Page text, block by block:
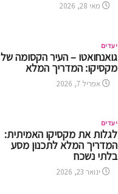
מאי 28, 2026
יעדים
גואנחואטו – העיר הקסומה של
מקסיקו: המדריך המלא
אפריל 7, 2026
יעדים
לגלות את מקסיקו האמיתית:
המדריך המלא לתכנון מסע
בלתי נשכח
ינואר 23, 2026